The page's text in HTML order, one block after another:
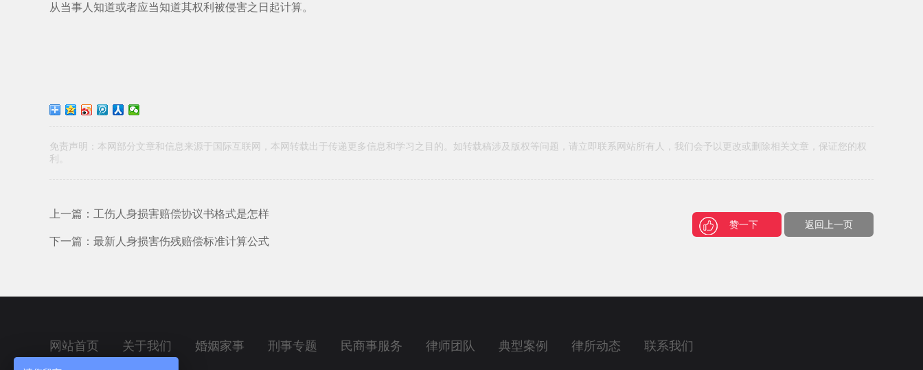
从当事人知道或者应当知道其权利被侵害之日起计算。
免责声明：本网部分文章和信息来源于国际互联网，本网转载出于传递更多信息和学习之目的。如转载稿涉及版权等问题，请立即联系网站所有人，我们会予以更改或删除相关文章，保证您的权
利。
上一篇：工伤人身损害赔偿协议书格式是怎样
下一篇：最新人身损害伤残赔偿标准计算公式
赞一下 返回上一页
网站首页 关于我们 婚姻家事 刑事专题 民商事服务 律师团队 典型案例 律所动态 联系我们